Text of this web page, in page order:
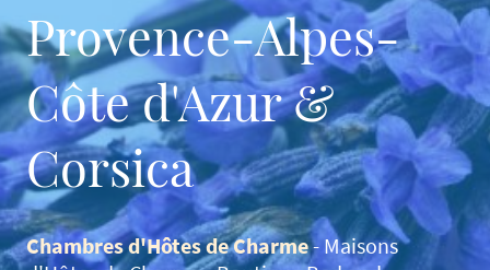
Provence-Alpes-
Côte d'Azur &
Corsica
Chambres d'Hôtes de Charme- Maisons